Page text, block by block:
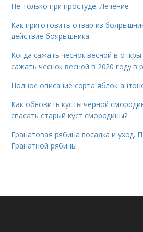
Не только при простуде. Лечение
Как приготовить отвар из
действие боярышника
Когда сажать чеснок весной в
сажать чеснок весной в 2020 году в
Полное описание сорта яблок
Как обновить кусты черной
спасать старый куст смородины?
Гранатовая рябина посадка и уход.
Гранатной рябины